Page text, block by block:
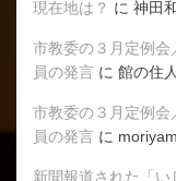
現在地は？ に 神田
市教委の３月定例
員の発言 に 館の住人
市教委の３月定例
員の発言 に
新聞報道された「